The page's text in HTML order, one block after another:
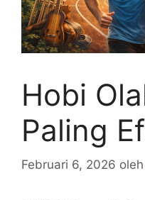
Hobi
Paling
Februari 6, 2026 oleh